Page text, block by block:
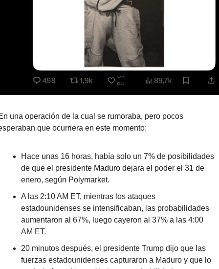
una operación de la cual se rumoraba, pero pocos
que ocurriera en este momento:
Hace unas 16 horas, había solo un 7% de posibilidades
de que el presidente Maduro dejara el poder el 31 de
enero, según Polymarket.
A las 2:10 AM ET, mientras los ataques
estadounidenses se intensificaban, las probabilidades
aumentaron al 67%, luego cayeron al 37% a las 4:00
AM ET.
20 minutos después, el presidente Trump dijo que las
fuerzas estadounidenses capturaron a Maduro y que lo